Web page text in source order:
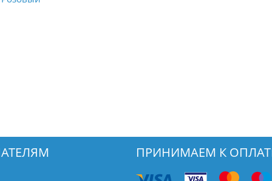
ПРИНИМАЕМ К